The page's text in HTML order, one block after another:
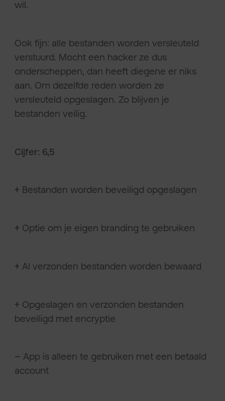
wil.
Ook fijn: alle bestanden worden versleuteld
verstuurd. Mocht een hacker ze dus
onderscheppen, dan heeft diegene er niks
aan. Om dezelfde reden worden ze
versleuteld opgeslagen. Zo blijven je
bestanden veilig.
Cijfer: 6,5
+ Bestanden worden beveiligd opgeslagen
+ Optie om je eigen branding te gebruiken
+ Al verzonden bestanden worden bewaard
+ Opgeslagen en verzonden bestanden
beveiligd met encryptie
– App is alleen te gebruiken met een betaald
account